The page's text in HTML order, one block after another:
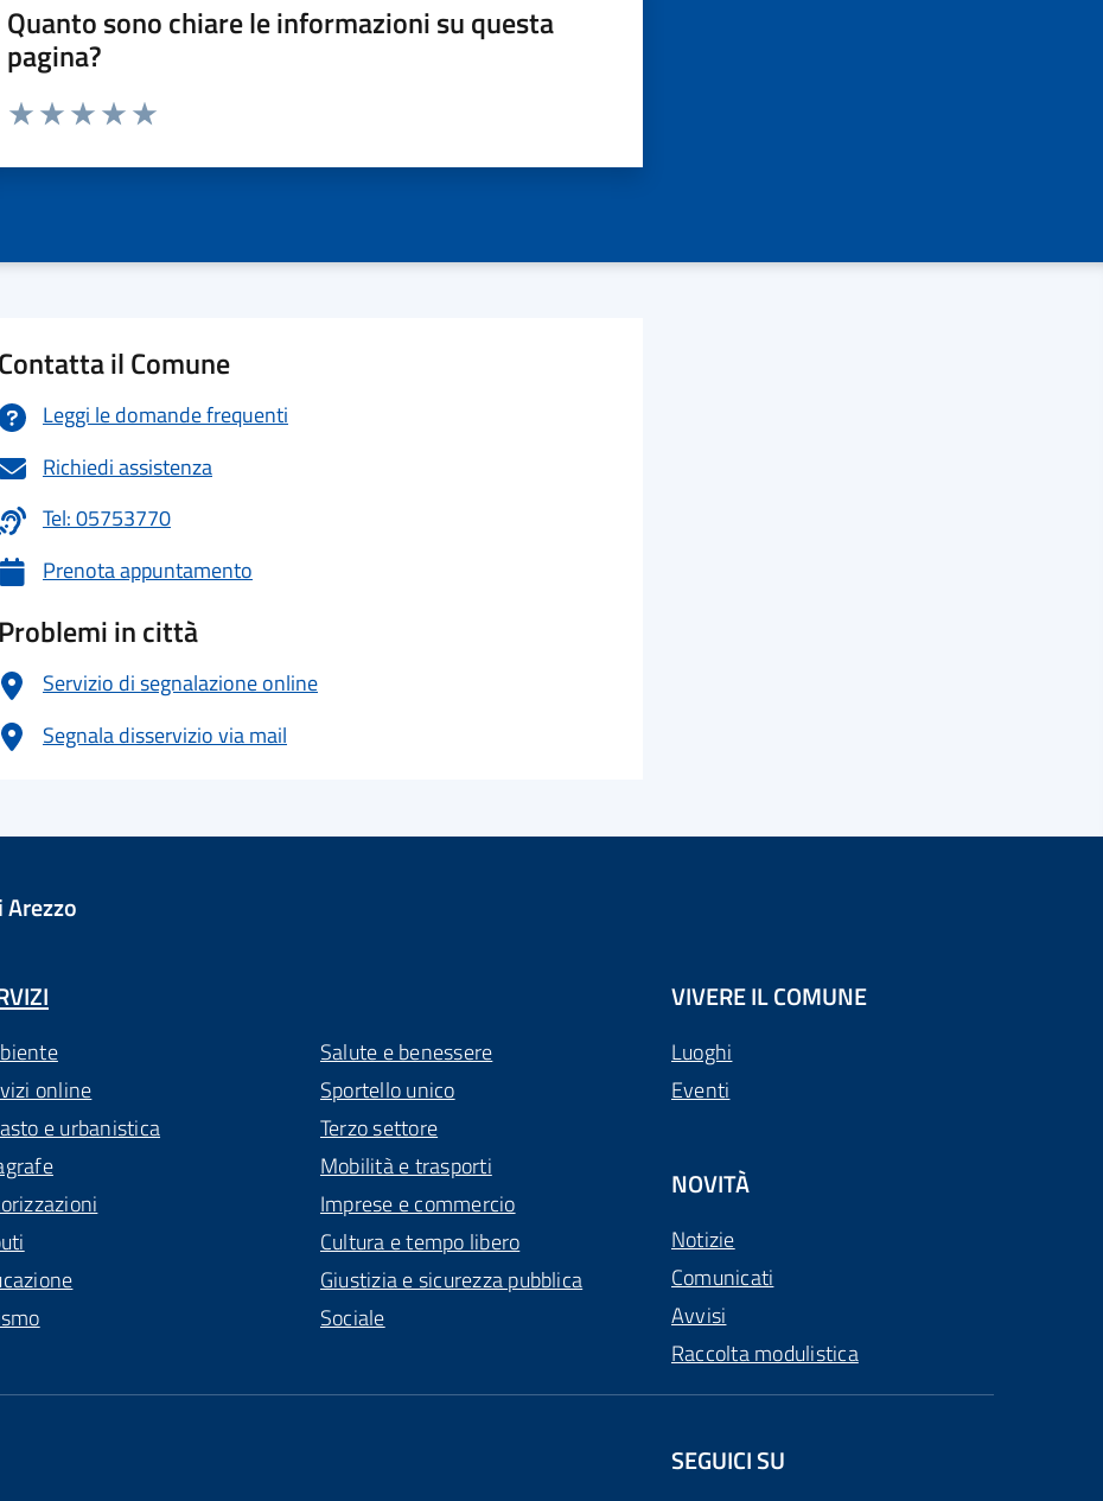
Quanto sono chiare le informazioni su questa
pagina?
Valuta da 1 a 5 stelle la pagina
Contatta il Comune
Leggi le domande frequenti
Richiedi assistenza
Tel: 05753770
Prenota appuntamento
Problemi in città
Servizio di segnalazione online
Segnala disservizio via mail
Arezzo
online
e urbanistica
Salute e benessere
Sportello unico
Terzo settore
Mobilità e trasporti
Imprese e commercio
Cultura e tempo libero
Giustizia e sicurezza pubblica
Sociale
VIVERE IL COMUNE
Luoghi
Eventi
NOVITÀ
Notizie
Comunicati
Avvisi
Raccolta modulistica
SEGUICI SU